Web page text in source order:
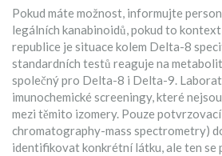
Pokud máte možnost, informujte
legálních kanabinoidů, pokud to
republice je situace kolem Delta-8
standardních testů reaguje na
společný pro Delta-8 i Delta-9.
imunochemické screeningy, které
mezi těmito izomery. Pouze
chromatography-mass spectrometry)
identifikovat konkrétní látku, ale ten se